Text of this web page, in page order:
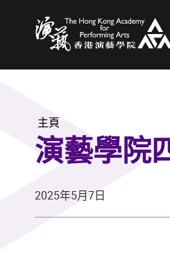
主頁
演藝學院
2025年5月7日